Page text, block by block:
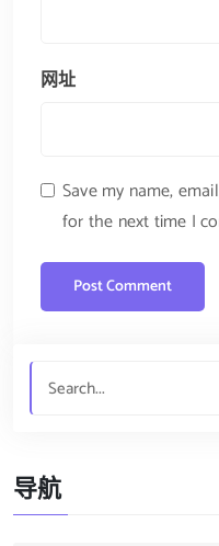
网址
Save my name,
for the next time I
导航